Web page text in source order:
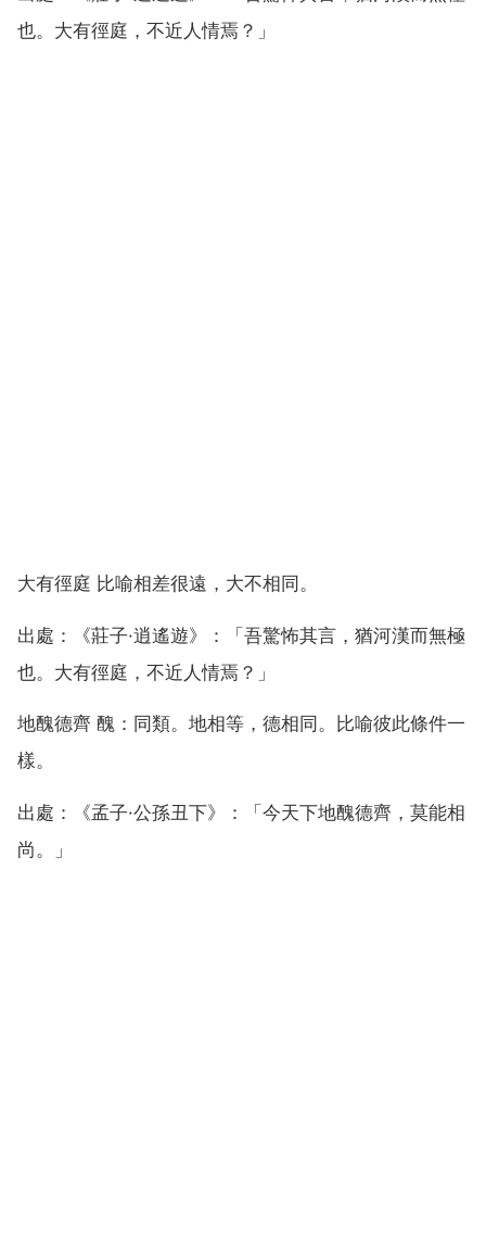
也。大有徑庭，不近人情焉？」
大有徑庭 比喻相差很遠，大不相同。
出處：《莊子·逍遙遊》：「吾驚怖其言，猶河漢而無極
也。大有徑庭，不近人情焉？」
地醜德齊 醜：同類。地相等，德相同。比喻彼此條件一
樣。
出處：《孟子·公孫丑下》：「今天下地醜德齊，莫能相
尚。」